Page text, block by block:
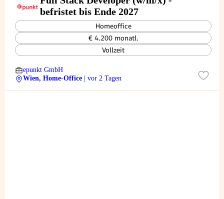
befristet bis Ende 2027
Homeoffice
€ 4.200 monatl.
Vollzeit
epunkt GmbH
Wien, Home-Office
| vor 2 Tagen